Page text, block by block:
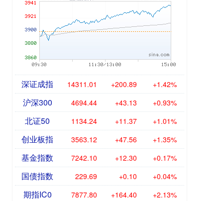
深证成指 14311.01 +200.89 +1.42%
沪深300 4694.44 +43.13 +0.93%
北证50 1134.24 +11.37 +1.01%
创业板指 3563.12 +47.56 +1.35%
基金指数 7242.10 +12.30 +0.17%
国债指数 229.69 +0.10 +0.04%
期指IC0 7877.80 +164.40 +2.13%